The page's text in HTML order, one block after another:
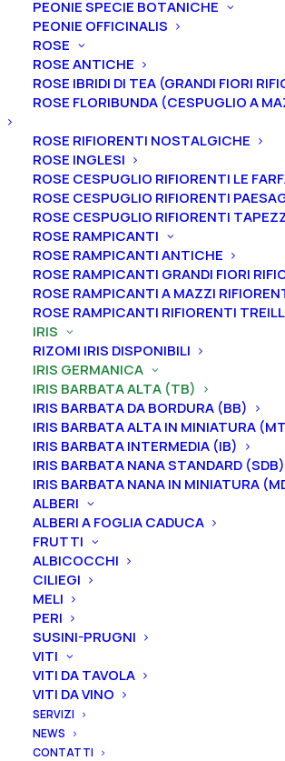
PEONIE SPECIE BOTANICHE
PEONIE OFFICINALIS
ROSE
ROSE ANTICHE
ROSE IBRIDI DI TEA (GRANDI FIORI
ROSE FLORIBUNDA (CESPUGLIO A
ROSE RIFIORENTI NOSTALGICHE
ROSE INGLESI
ROSE CESPUGLIO RIFIORENTI LE
ROSE CESPUGLIO RIFIORENTI
ROSE CESPUGLIO RIFIORENTI
ROSE RAMPICANTI
ROSE RAMPICANTI ANTICHE
ROSE RAMPICANTI GRANDI FIORI
ROSE RAMPICANTI A MAZZI
ROSE RAMPICANTI RIFIORENTI
IRIS
RIZOMI IRIS DISPONIBILI
IRIS GERMANICA
IRIS BARBATA ALTA (TB)
IRIS BARBATA DA BORDURA (BB)
IRIS BARBATA ALTA IN MINIATURA
IRIS BARBATA INTERMEDIA (IB)
IRIS BARBATA NANA STANDARD (SDB)
IRIS BARBATA NANA IN MINIATURA
ALBERI
ALBERI A FOGLIA CADUCA
FRUTTI
ALBICOCCHI
CILIEGI
MELI
PERI
SUSINI-PRUGNI
VITI
VITI DA TAVOLA
VITI DA VINO
SERVIZI
NEWS
CONTATTI
Home Iris Iris germanica
Iris barbata
Iris germanica
Puppy”
From4,50€
L’iris germanica “Yuppy Puppy ” ha
sfumati su base marrone, ali blu-violetto
chiari, barbe marroni, blu-violetto,
dolce pronunciato.A
intermedia.
Le piante di Iris in vaso sono
periodomentre irizomidiIrissono
nel periodo che vada luglio a
Formato
Iris
germanica
"Yuppy
Puppy"
quantità
Ordina subito questo prodotto!
Puoi acquistare ora questo prodotto
indicando la dimensione del vaso
quantità